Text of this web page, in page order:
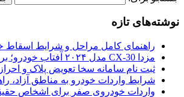
نوشته‌های تازه
راهنمای کامل مراحل و شرایط اسقاط خودرو
مزدا CX-30 مدل ۲۰۲۴ آفتاب خودرو؛ بررسی و مشخصات فنی
ثبت نام سامانه سخا تعویض پلاک و
شرایط واردات خودرو به مناطق آزاد،
واردات خودروی صفر برای اشخاص